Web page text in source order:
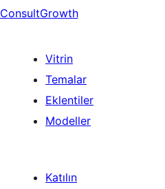
ConsultGrowth
Vitrin
Temalar
Eklentiler
Modeller
Katılın